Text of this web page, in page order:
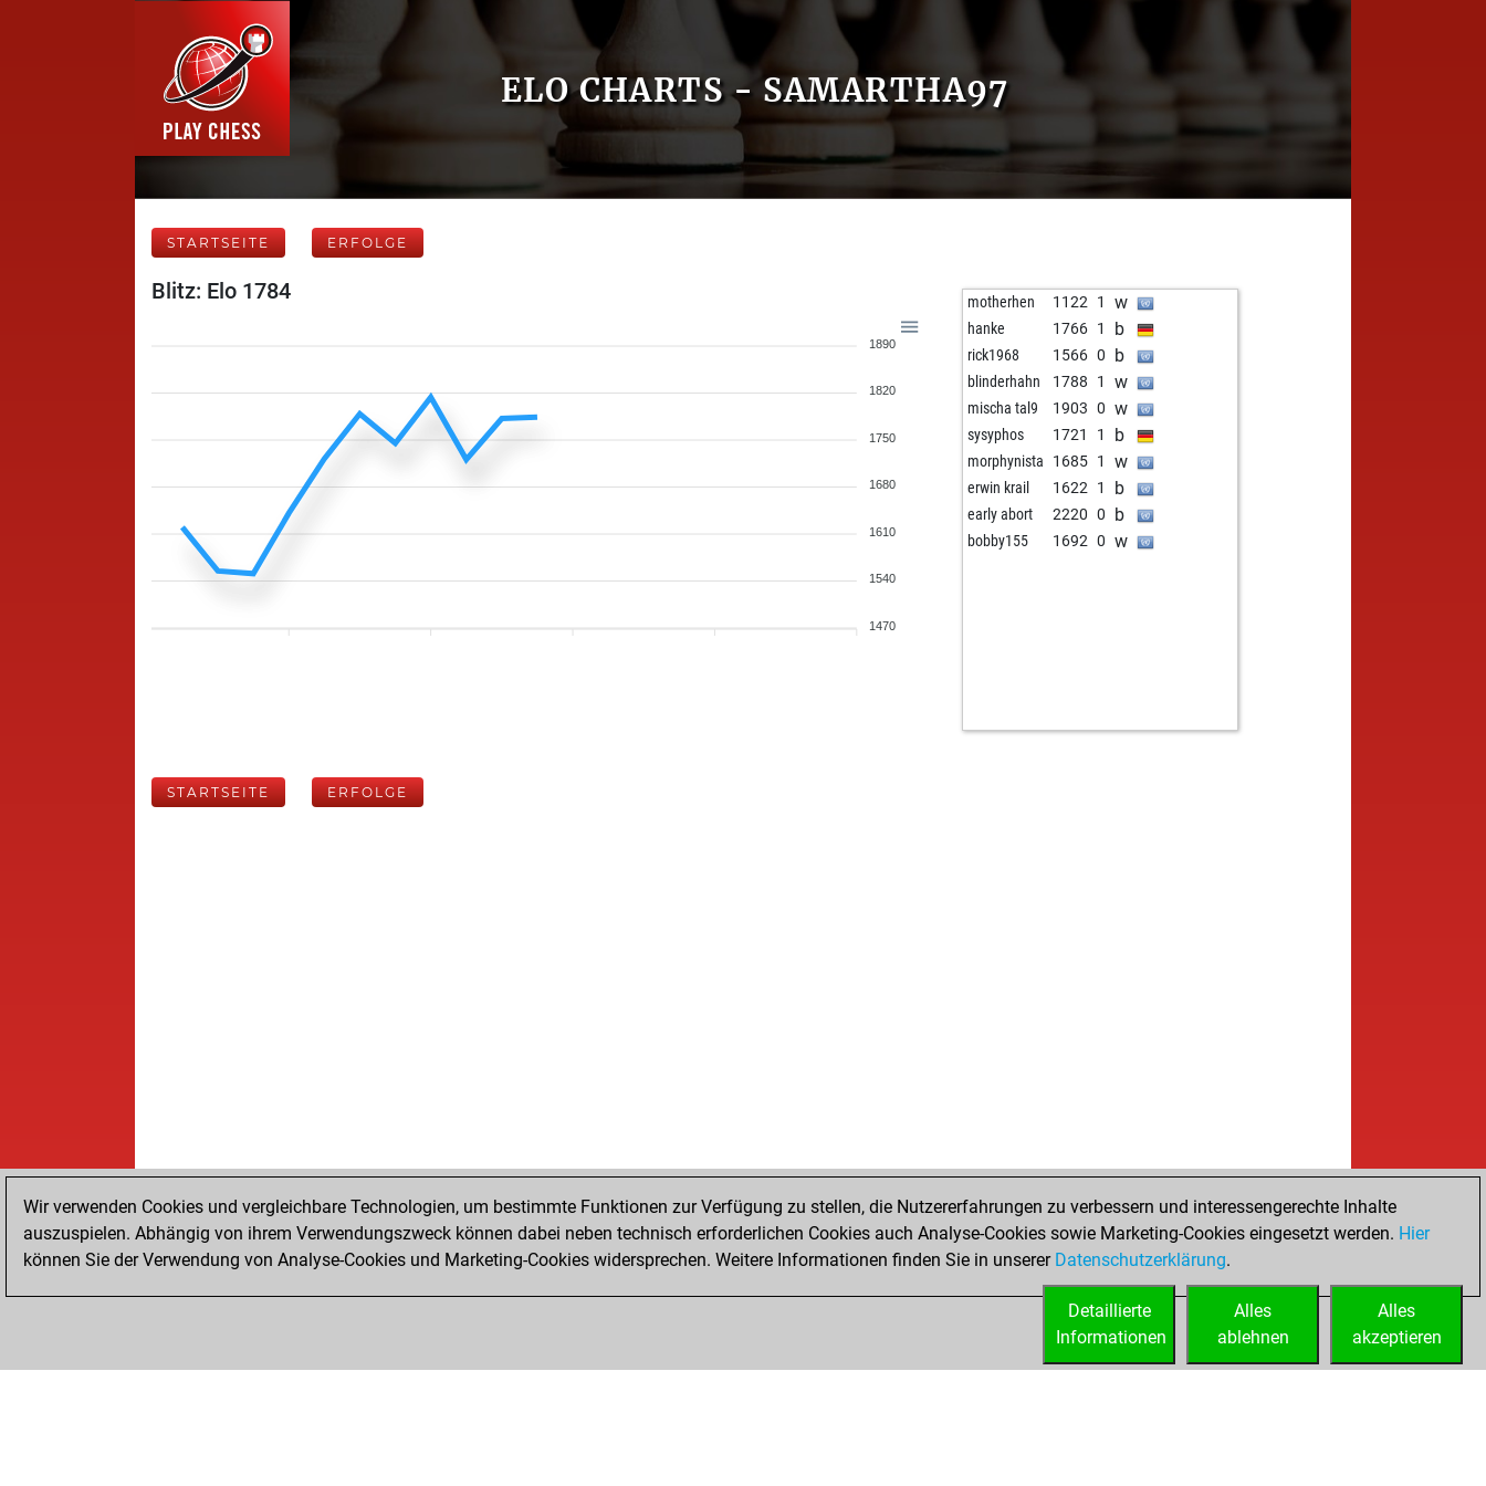
ELO CHARTS - SAMARTHA97
STARTSEITE ERFOLGE
Blitz: Elo 1784
1890
1820
1750
1680
1610
1540
1470
motherhen 1122 1 w
hanke 1766 1 b
rick1968 1566 0 b
blinderhahn 1788 1 w
mischa tal9 1903 0 w
sysyphos 1721 1 b
morphynista 1685 1 w
erwin krail 1622 1 b
early abort 2220 0 b
bobby155 1692 0 w
STARTSEITE ERFOLGE
Wir verwenden Cookies und vergleichbare Technologien, um bestimmte Funktionen zur Verfügung zu stellen, die Nutzererfahrungen zu verbessern und interessengerechte Inhalte
auszuspielen. Abhängig von ihrem Verwendungszweck können dabei neben technisch erforderlichen Cookies auch Analyse-Cookies sowie Marketing-Cookies eingesetzt werden. Hier
können Sie der Verwendung von Analyse-Cookies und Marketing-Cookies widersprechen. Weitere Informationen finden Sie in unserer Datenschutzerklärung.
Alles
akzeptieren
Alles
ablehnen
Detaillierte
Informationen